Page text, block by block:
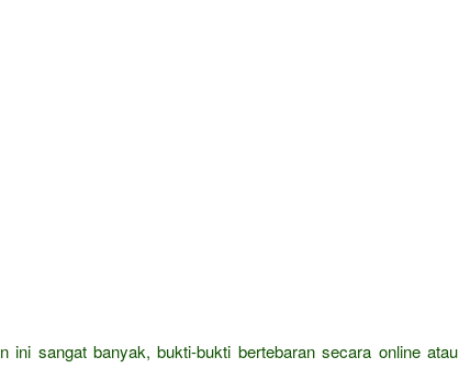
ini sangat banyak, bukti-bukti bertebaran secara online atau